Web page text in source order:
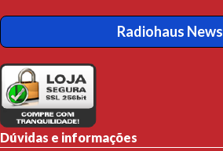
Radiohaus News
Dúvidas e informações